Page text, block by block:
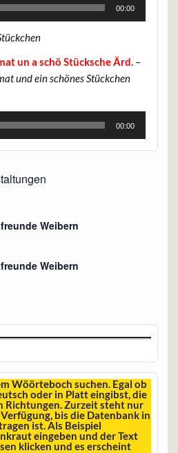
00:00
un a schö Stücksche Ärd.–
und ein schönes Stückchen
00:00
Weibern
Weibern
Wöörteboch suchen. Egal ob
oder in Platt eingibst, die
Richtungen. Zurzeit steht nur
bis die Datenbank in
ist. Als Beispiel
eingeben und der Text
klicken und es erscheint